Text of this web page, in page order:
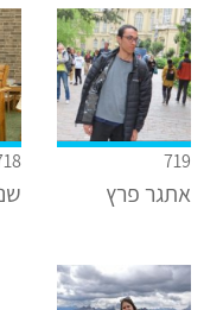
719
אתגר פרץ